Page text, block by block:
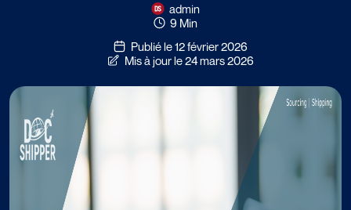
admin
9 Min
Publié le 12 février 2026
Mis à jour le 24 mars 2026